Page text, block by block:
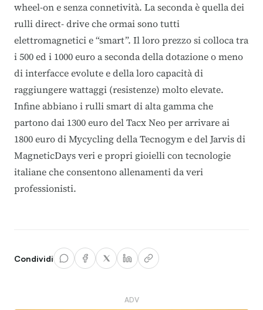
wheel-on e senza connetività. La seconda è quella dei
rulli direct- drive che ormai sono tutti
elettromagnetici e “smart”. Il loro prezzo si colloca tra
i 500 ed i 1000 euro a seconda della dotazione o meno
di interfacce evolute e della loro capacità di
raggiungere wattaggi (resistenze) molto elevate.
Infine abbiano i rulli smart di alta gamma che
partono dai 1300 euro delTacxNeo per arrivare ai
1800 euro di Mycycling dellaTecnogyme del Jarvis di
MagneticDaysveri e propri gioielli con tecnologie
italiane che consentono allenamenti da veri
professionisti.
Condividi
ADV